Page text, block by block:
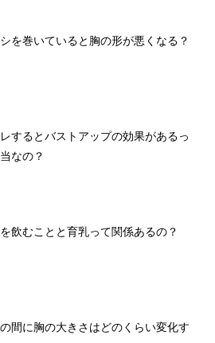
を巻いていると胸の形が悪くなる？
するとバストアップの効果があるっ
なの？
飲むことと育乳って関係あるの？
間に胸の大きさはどのくらい変化す